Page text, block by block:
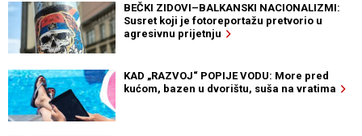
BEČKI ZIDOVI–BALKANSKI NACIONALIZMI:
Susret koji je fotoreportažu pretvorio u
agresivnu prijetnju
KAD „RAZVOJ“ POPIJE VODU: More pred
kućom, bazen u dvorištu, suša na vratima